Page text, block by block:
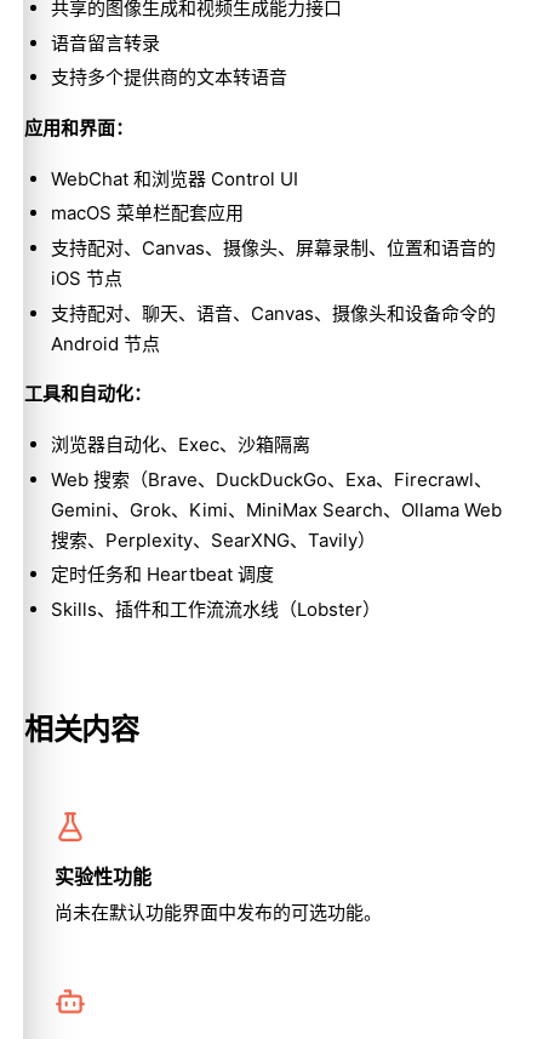
共享的图像生成和视频生成能力接口
语音留言转录
支持多个提供商的文本转语音
应用和界面：
WebChat 和浏览器 Control UI
macOS 菜单栏配套应用
支持配对、Canvas、摄像头、屏幕录制、位置和语音的
iOS 节点
支持配对、聊天、语音、Canvas、摄像头和设备命令的
Android 节点
工具和自动化：
浏览器自动化、Exec、沙箱隔离
Web 搜索（Brave、DuckDuckGo、Exa、Firecrawl、
Gemini、Grok、Kimi、MiniMax Search、Ollama Web
搜索、Perplexity、SearXNG、Tavily）
定时任务和 Heartbeat 调度
Skills、插件和工作流流水线（Lobster）
相关内容
实验性功能
尚未在默认功能界面中发布的可选功能。